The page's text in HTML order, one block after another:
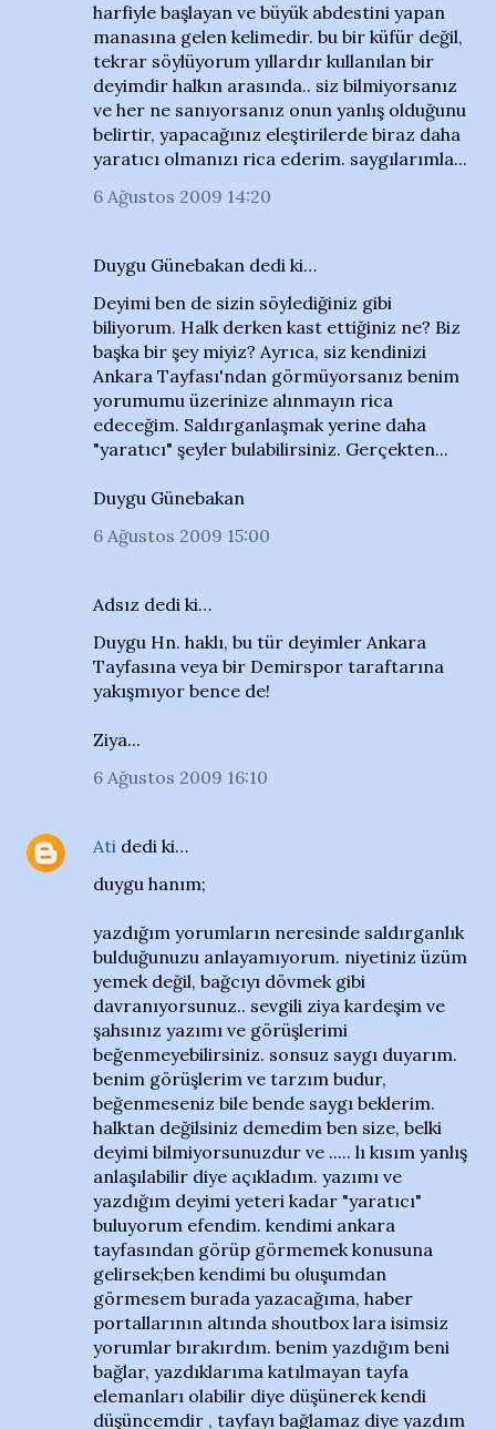
harfiyle başlayan ve büyük abdestini yapan
manasına gelen kelimedir. bu bir küfür değil,
tekrar söylüyorum yıllardır kullanılan bir
deyimdir halkın arasında.. siz bilmiyorsanız
ve her ne sanıyorsanız onun yanlış olduğunu
belirtir, yapacağınız eleştirilerde biraz daha
yaratıcı olmanızı rica ederim. saygılarımla...
6 Ağustos 2009 14:20
Duygu Günebakan dedi ki…
Deyimi ben de sizin söylediğiniz gibi
biliyorum. Halk derken kast ettiğiniz ne? Biz
başka bir şey miyiz? Ayrıca, siz kendinizi
Ankara Tayfası'ndan görmüyorsanız benim
yorumumu üzerinize alınmayın rica
edeceğim. Saldırganlaşmak yerine daha
"yaratıcı" şeyler bulabilirsiniz. Gerçekten...
Duygu Günebakan
6 Ağustos 2009 15:00
Adsız dedi ki…
Duygu Hn. haklı, bu tür deyimler Ankara
Tayfasına veya bir Demirspor taraftarına
yakışmıyor bence de!
Ziya...
6 Ağustos 2009 16:10
Ati dedi ki…
duygu hanım;
yazdığım yorumların neresinde saldırganlık
bulduğunuzu anlayamıyorum. niyetiniz üzüm
yemek değil, bağcıyı dövmek gibi
davranıyorsunuz.. sevgili ziya kardeşim ve
şahsınız yazımı ve görüşlerimi
beğenmeyebilirsiniz. sonsuz saygı duyarım.
benim görüşlerim ve tarzım budur,
beğenmeseniz bile bende saygı beklerim.
halktan değilsiniz demedim ben size, belki
deyimi bilmiyorsunuzdur ve ..... lı kısım yanlış
anlaşılabilir diye açıkladım. yazımı ve
yazdığım deyimi yeteri kadar "yaratıcı"
buluyorum efendim. kendimi ankara
tayfasından görüp görmemek konusuna
gelirsek;ben kendimi bu oluşumdan
görmesem burada yazacağıma, haber
portallarının altında shoutbox lara isimsiz
yorumlar bırakırdım. benim yazdığım beni
bağlar, yazdıklarıma katılmayan tayfa
elemanları olabilir diye düşünerek kendi
düşüncemdir , tayfayı bağlamaz diye yazdım